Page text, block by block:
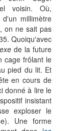
voisin. Où,
millimètre
on ne sait pas
Quoiqu'avec
de la future
cage frôlant le
pied du lit. Et
en cours de
donné à lire le
insistant
exploser le
Une forme